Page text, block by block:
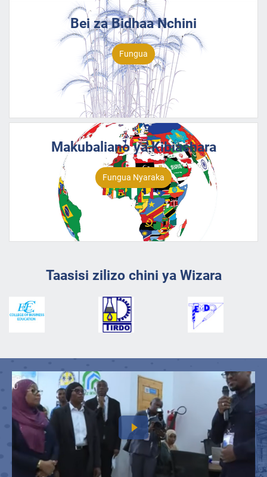
Bei za Bidhaa Nchini
Fungua
Makubaliano ya Kibiashara
Fungua Nyaraka
Taasisi zilizo chini ya Wizara